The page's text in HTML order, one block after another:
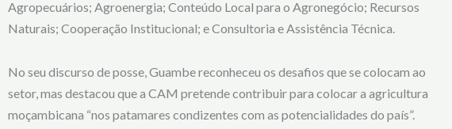
Agropecuários; Agroenergia; Conteúdo Local para o Agronegócio; Recursos
Naturais; Cooperação Institucional; e Consultoria e Assistência Técnica.
No seu discurso de posse, Guambe reconheceu os desafios que se colocam ao
setor, mas destacou que a CAM pretende contribuir para colocar a agricultura
moçambicana “nos patamares condizentes com as potencialidades do país”.